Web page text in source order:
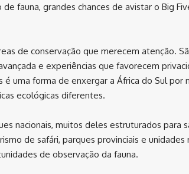
fauna, grandes chances de avistar o Big
de conservação que merecem atenção.
e experiências que favorecem
uma forma de enxergar a África do Sul por
ecológicas diferentes.
nacionais, muitos deles estruturados para
de safári, parques provinciais e
de observação da fauna.